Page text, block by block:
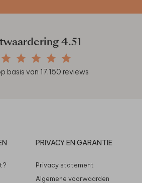
4.51
basis van 17.150 reviews
PRIVACY EN GARANTIE
Privacy statement
Algemene voorwaarden